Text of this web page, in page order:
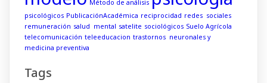
Método de análisis
psicológicos PublicaciónAcadémica reciprocidad redes sociales
remuneración salud mental satelite sociológicos Suelo Agrícola
telecomunicación teleeducacion trastornos neuronales y
medicina preventiva
Tags